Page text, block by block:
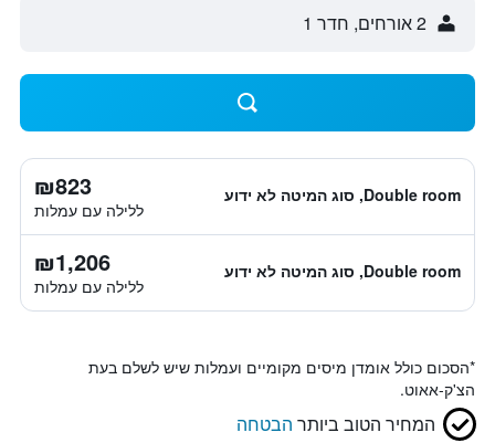
2 אורחים, חדר 1
Double room, סוג המיטה לא ידוע ₪823
ללילה עם עמלות
Double room, סוג המיטה לא ידוע ₪1,206
ללילה עם עמלות
*הסכום כולל אומדן מיסים מקומיים ועמלות שיש לשלם בעת
הצ'ק-אאוט.
המחיר הטוב ביותר הבטחה